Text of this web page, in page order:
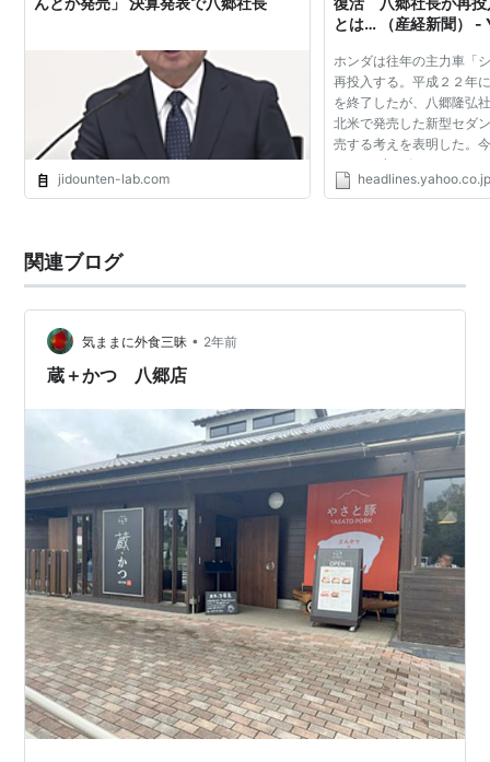
jidounten-lab.com
とは… （産経新聞） -
ホンダは往年の主力車「
再投入する。平成２２年
を終了したが、八郷隆弘
北米で発売した新型セダ
売する考えを表明した。
ー・オブ・ザ・イヤー」
高さや、中高齢層への知
関連ブログ
気ままに外食三昧 • 2年前
蔵＋かつ 八郷店